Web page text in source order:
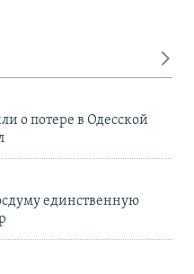
о потере в Одесской
единственную